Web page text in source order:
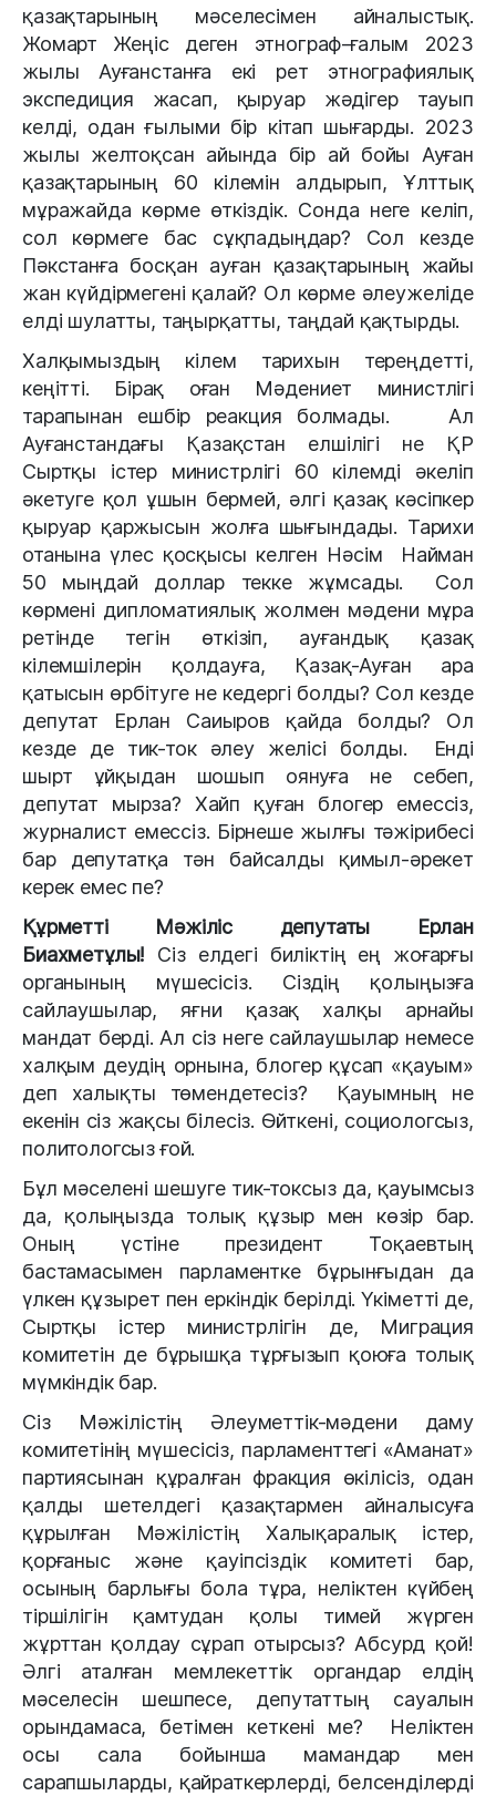
қазақтарының мәселесімен айналыстық.
Жомарт Жеңіс деген этнограф-ғалым 2023
жылы Ауғанстанға екі рет этнографиялық
экспедиция жасап, қыруар жәдігер тауып
келді, одан ғылыми бір кітап шығарды. 2023
жылы желтоқсан айында бір ай бойы Ауған
қазақтарының 60 кілемін алдырып, Ұлттық
мұражайда көрме өткіздік. Сонда неге келіп,
сол көрмеге бас сұқпадыңдар? Сол кезде
Пәкстанға босқан ауған қазақтарының жайы
жан күйдірмегені қалай? Ол көрме әлеужеліде
елді шулатты, таңырқатты, таңдай қақтырды.
Халқымыздың кілем тарихын тереңдетті,
кеңітті. Бірақ оған Мәдениет министлігі
тарапынан ешбір реакция болмады.
Ал
Ауғанстандағы Қазақстан елшілігі не ҚР
Сыртқы істер министрлігі 60 кілемді әкеліп
әкетуге қол ұшын бермей, әлгі қазақ кәсіпкер
қыруар қаржысын жолға шығындады. Тарихи
отанына үлес қосқысы келген Нәсім Найман
50 мыңдай доллар текке жұмсады. Сол
көрмені дипломатиялық жолмен мәдени мұра
ретінде тегін өткізіп, ауғандық қазақ
кілемшілерін қолдауға, Қазақ-Ауған ара
қатысын өрбітуге не кедергі болды? Сол кезде
депутат Ерлан Саиыров қайда болды? Ол
кезде де тик-ток әлеу желісі болды. Енді
шырт ұйқыдан шошып оянуға не себеп,
депутат мырза? Хайп қуған блогер емессіз,
журналист емессіз. Бірнеше жылғы тәжірибесі
бар депутатқа тән байсалды қимыл-әрекет
керек емес пе?
Құрметті Мәжіліс депутаты Ерлан
Биахметұлы! Сіз елдегі биліктің ең жоғарғы
органының мүшесісіз. Сіздің қолыңызға
сайлаушылар, яғни қазақ халқы арнайы
мандат берді. Ал сіз неге сайлаушылар немесе
халқым деудің орнына, блогер құсап «қауым»
деп халықты төмендетесіз? Қауымның не
екенін сіз жақсы білесіз. Өйткені, социологсыз,
политологсыз ғой.
Бұл мәселені шешуге тик-токсыз да, қауымсыз
да, қолыңызда толық құзыр мен көзір бар.
Оның үстіне президент Тоқаевтың
бастамасымен парламентке бұрынғыдан да
үлкен құзырет пен еркіндік берілді. Үкіметті де,
Сыртқы істер министрлігін де, Миграция
комитетін де бұрышқа тұрғызып қоюға толық
мүмкіндік бар.
Сіз Мәжілістің Әлеуметтік-мәдени даму
комитетінің мүшесісіз, парламенттегі «Аманат»
партиясынан құралған фракция өкілісіз, одан
қалды шетелдегі қазақтармен айналысуға
құрылған Мәжілістің Халықаралық істер,
қорғаныс және қауіпсіздік комитеті бар,
осының барлығы бола тұра, неліктен күйбең
тіршілігін қамтудан қолы тимей жүрген
жұрттан қолдау сұрап отырсыз? Абсурд қой!
Әлгі аталған мемлекеттік органдар елдің
мәселесін шешпесе, депутаттың сауалын
орындамаса, бетімен кеткені ме? Неліктен
осы сала бойынша мамандар мен
сарапшыларды, қайраткерлерді, белсенділерді